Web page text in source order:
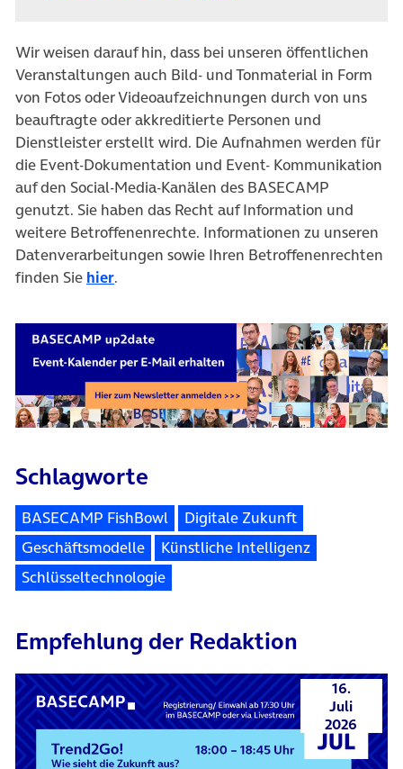
Wir weisen darauf hin, dass bei unseren öffentlichen
Veranstaltungen auch Bild- und Tonmaterial in Form
von Fotos oder Videoaufzeichnungen durch von uns
beauftragte oder akkreditierte Personen und
Dienstleister erstellt wird. Die Aufnahmen werden für
die Event-Dokumentation und Event- Kommunikation
auf den Social-Media-Kanälen des BASECAMP
genutzt. Sie haben das Recht auf Information und
weitere Betroffenenrechte. Informationen zu unseren
Datenverarbeitungen sowie Ihren Betroffenenrechten
finden Sie hier.
Schlagworte
BASECAMP FishBowl
Digitale Zukunft
Geschäftsmodelle
Künstliche Intelligenz
Schlüsseltechnologie
Empfehlung der Redaktion
16.
Juli
2026